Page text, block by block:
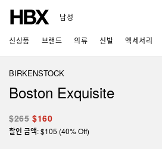
남성
신상품 브랜드 의류 신발 액세서리
BIRKENSTOCK
Boston Exquisite
$265 $160
할인 금액: $105 (40% Off)